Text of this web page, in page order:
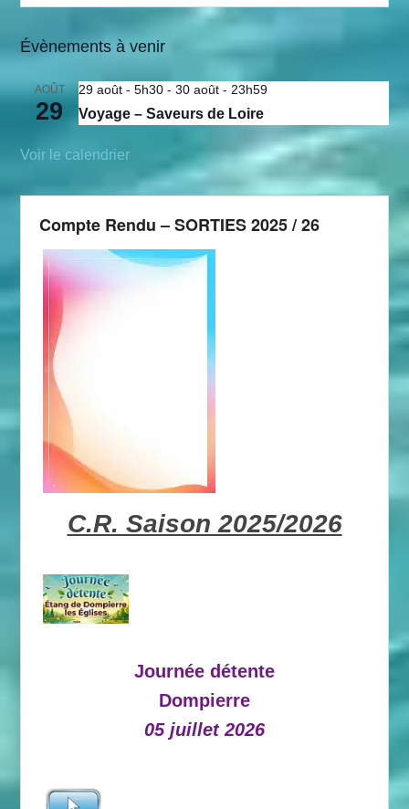
Évènements à venir
AOÛT
29
29 août - 5h30 -30 août - 23h59
Voyage – Saveurs de Loire
Voir le calendrier
Compte Rendu – SORTIES 2025 / 26
C.R. Saison 2025/2026
Journée détente
Dompierre
05 juillet 2026